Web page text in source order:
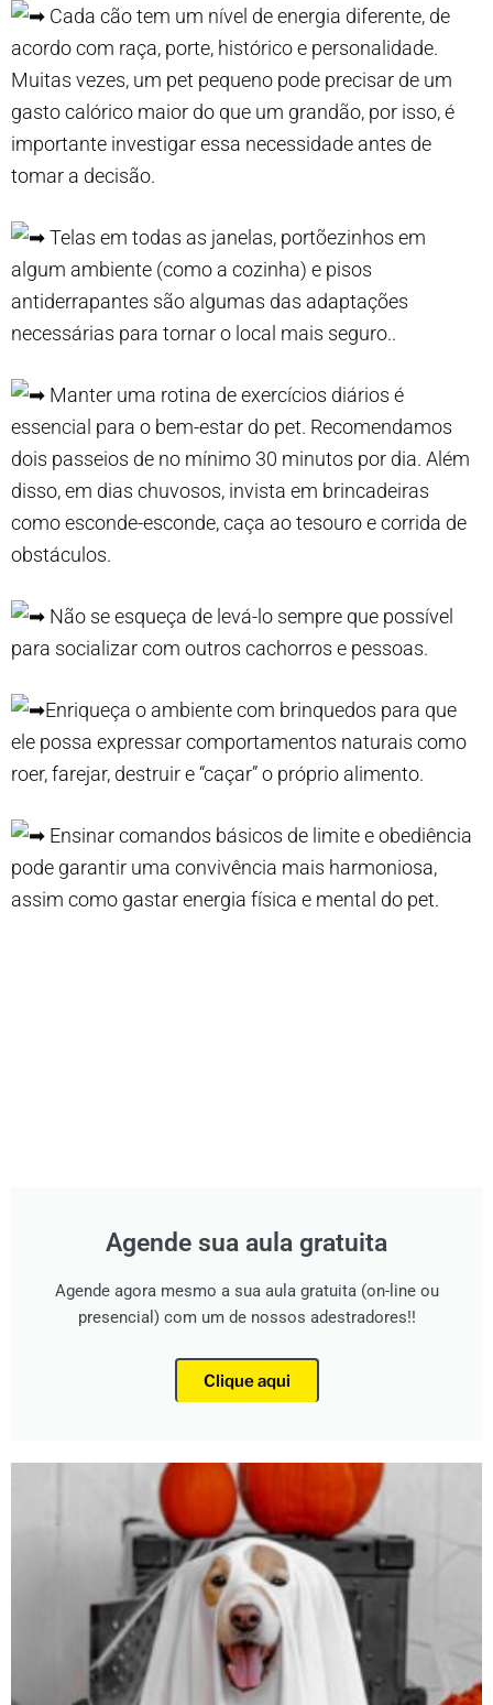
Cada cão tem um nível de energia diferente, de
acordo com raça, porte, histórico e personalidade.
Muitas vezes, um pet pequeno pode precisar de um
gasto calórico maior do que um grandão, por isso, é
importante investigar essa necessidade antes de
tomar a decisão.
Telas em todas as janelas, portõezinhos em
algum ambiente (como a cozinha) e pisos
antiderrapantes são algumas das adaptações
necessárias para tornar o local mais seguro..
Manter uma rotina de exercícios diários é
essencial para o bem-estar do pet. Recomendamos
dois passeios de no mínimo 30 minutos por dia. Além
disso, em dias chuvosos, invista em brincadeiras
como esconde-esconde, caça ao tesouro e corrida de
obstáculos.
Não se esqueça de levá-lo sempre que possível
para socializar com outros cachorros e pessoas.
Enriqueça o ambiente com brinquedos para que
ele possa expressar comportamentos naturais como
roer, farejar, destruir e “caçar” o próprio alimento.
Ensinar comandos básicos de limite e obediência
pode garantir uma convivência mais harmoniosa,
assim como gastar energia física e mental do pet.
Agende sua aula gratuita
Agende agora mesmo a sua aula gratuita (on-line ou
presencial) com um de nossos adestradores!!
Clique aqui